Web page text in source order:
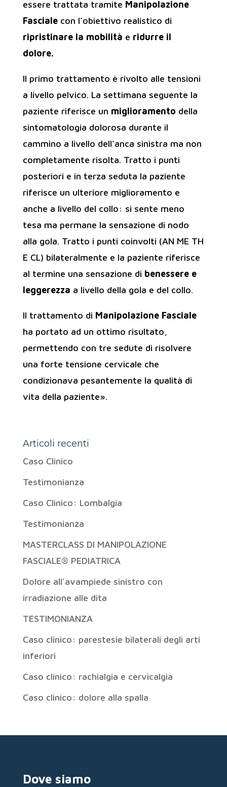
essere trattata tramite Manipolazione
Fascialecon l’obiettivo realistico di
ripristinare la mobilità e ridurre il
dolore.
Il primo trattamento è rivolto alle tensioni
a livello pelvico. La settimana seguente la
paziente riferisce un miglioramento della
sintomatologia dolorosa durante il
cammino a livello dell’anca sinistra ma non
completamente risolta. Tratto i punti
posteriori e in terza seduta la paziente
riferisce un ulteriore miglioramento e
anche a livello del collo: si sente meno
tesa ma permane la sensazione di nodo
alla gola. Tratto i punti coinvolti (AN ME TH
E CL) bilateralmente e la paziente riferisce
al termine una sensazione di benessere e
leggerezza a livello della gola e del collo.
Il trattamento di Manipolazione Fasciale
ha portato ad un ottimo risultato,
permettendo con tre sedute di risolvere
una forte tensione cervicale che
condizionava pesantemente la qualità di
vita della paziente».
Articoli recenti
Caso Clinico
Testimonianza
Caso Clinico: Lombalgia
Testimonianza
MASTERCLASS DI MANIPOLAZIONE
FASCIALE® PEDIATRICA
Dolore all’avampiede sinistro con
irradiazione alle dita
TESTIMONIANZA
Caso clinico: parestesie bilaterali degli arti
inferiori
Caso clinico: rachialgia e cervicalgia
Caso clinico: dolore alla spalla
Dove siamo